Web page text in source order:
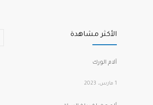
1 مارس، 2022
الصدفية وآلام المفاصل
2 فبراير، 2022
الأكثر مشاهدة
آلام الورك
1 مارس، 2023